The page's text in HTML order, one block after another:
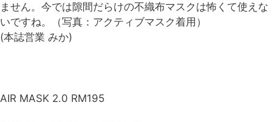
ません。今では隙間だらけの不織布マスクは怖くて使えな
いですね。（写真：アクティブマスク着用）
(本誌営業 みか)
AIR MASK 2.0 RM195